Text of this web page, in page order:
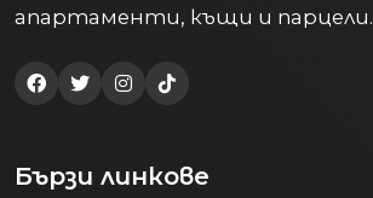
апартаменти, къщи и парцели.
Бързи линкове